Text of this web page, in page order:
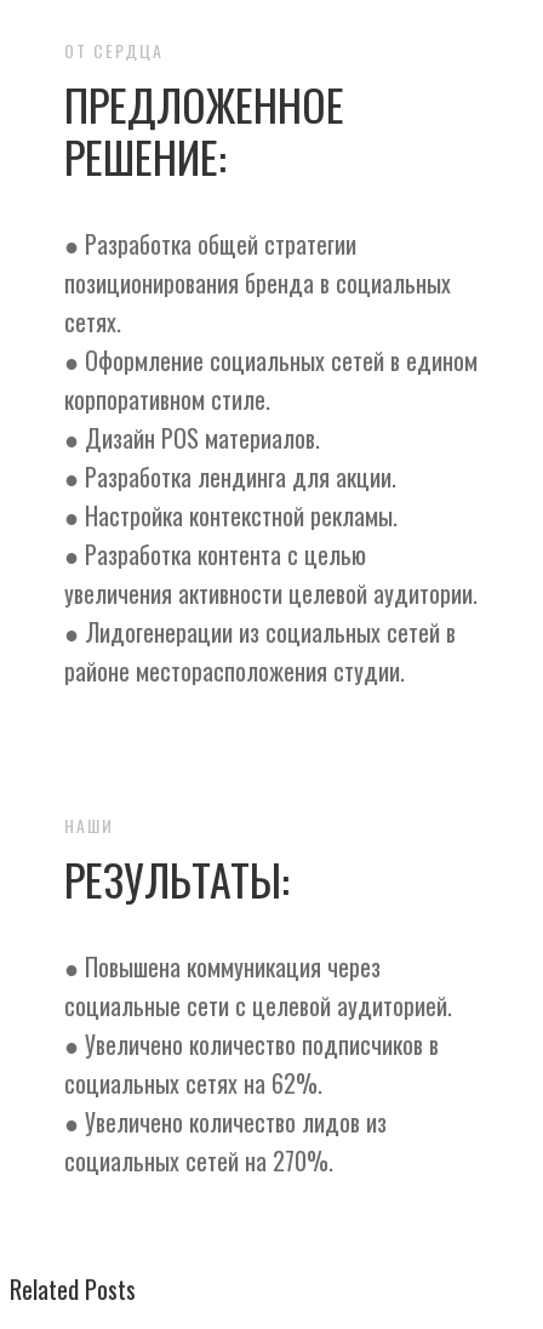
ОТ СЕРДЦА
ПРЕДЛОЖЕННОЕ
РЕШЕНИЕ:
● Разработка общей стратегии
позиционирования бренда в социальных
сетях.
● Оформление социальных сетей в едином
корпоративном стиле.
● Дизайн POS материалов.
● Разработка лендинга для акции.
● Настройка контекстной рекламы.
● Разработка контента с целью
увеличения активности целевой аудитории.
● Лидогенерации из социальных сетей в
районе месторасположения студии.
НАШИ
РЕЗУЛЬТАТЫ:
● Повышена коммуникация через
социальные сети с целевой аудиторией.
● Увеличено количество подписчиков в
социальных сетях на 62%.
● Увеличено количество лидов из
социальных сетей на 270%.
Related Posts